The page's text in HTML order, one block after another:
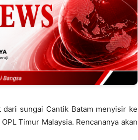
sungai Cantik Batam menyisir ke
Timur Malaysia. Rencananya akan